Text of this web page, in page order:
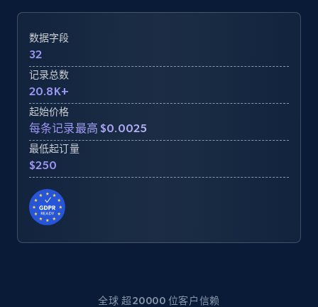
数据字段
32
记录总数
20.8K+
起始价格
每条记录最高 $0.0025
最低起订量
$250
全球 超20000 位客户信赖